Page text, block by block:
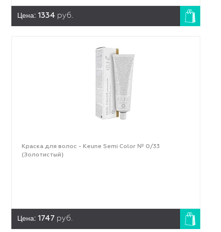
Цена: 1334 руб.
Краска для волос - Keune Semi Color № 0/33
(Золотистый)
Цена: 1747 руб.